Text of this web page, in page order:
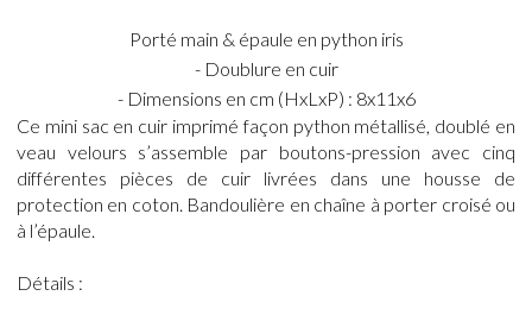
Porté main & épaule en python iris
- Doublure en cuir
- Dimensions en cm (HxLxP) : 8x11x6
Ce mini sac en cuir imprimé façon python métallisé, doublé en
veau velours s’assemble par boutons-pression avec cinq
différentes pièces de cuir livrées dans une housse de
protection en coton. Bandoulière en chaîne à porter croisé ou
à l’épaule.
Détails :